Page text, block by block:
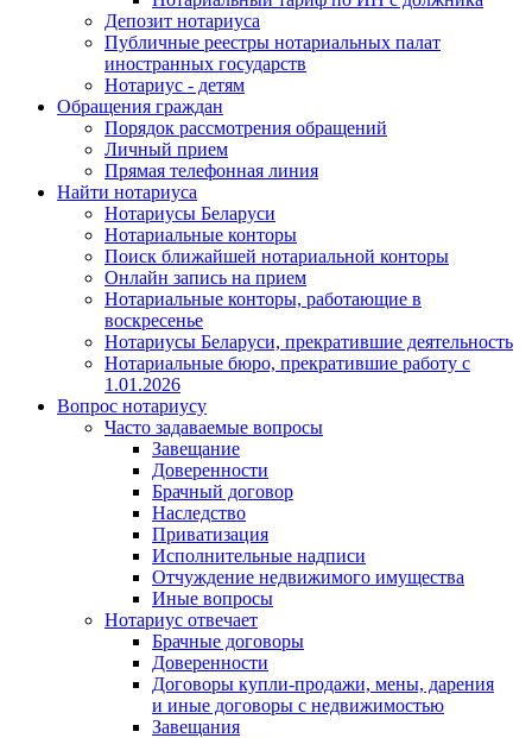
Депозит нотариуса
Публичные реестры нотариальных палат
иностранных государств
Нотариус - детям
Обращения граждан
Порядок рассмотрения обращений
Личный прием
Прямая телефонная линия
Найти нотариуса
Нотариусы Беларуси
Нотариальные конторы
Поиск ближайшей нотариальной конторы
Онлайн запись на прием
Нотариальные конторы, работающие в
воскресенье
Нотариусы Беларуси, прекратившие деятельность
Нотариальные бюро, прекратившие работу с
1.01.2026
Вопрос нотариусу
Часто задаваемые вопросы
Завещание
Доверенности
Брачный договор
Наследство
Приватизация
Исполнительные надписи
Отчуждение недвижимого имущества
Иные вопросы
Нотариус отвечает
Брачные договоры
Доверенности
Договоры купли-продажи, мены, дарения
и иные договоры с недвижимостью
Завещания